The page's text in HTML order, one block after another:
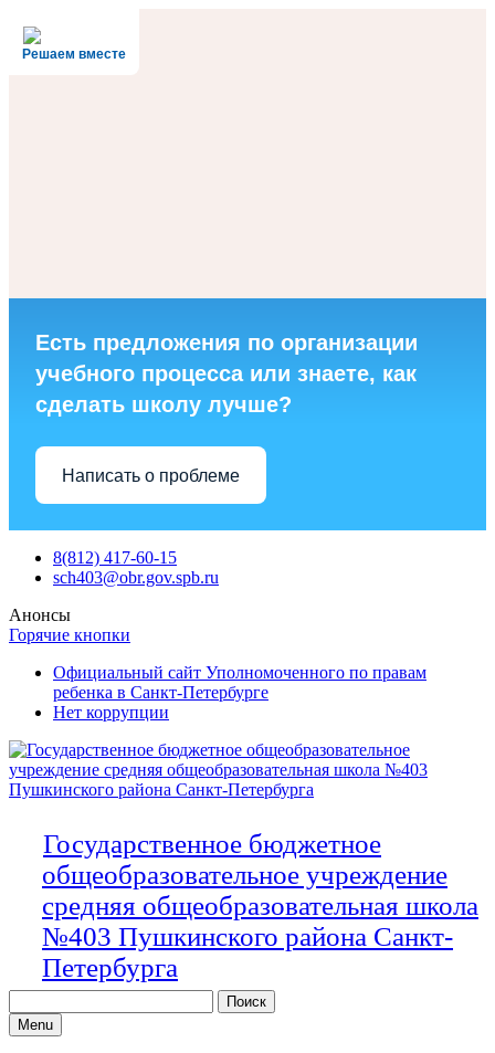
Решаем вместе
Есть предложения по организации
учебного процесса или знаете, как
сделать школу лучше?
Написать о проблеме
Skip
8(812) 417-60-15
sch403@obr.gov.spb.ru
Анонсы
Горячие кнопки
Официальный сайт Уполномоченного по правам
ребенка в Санкт-Петербурге
Нет коррупции
Государственное бюджетное
общеобразовательное учреждение
средняя общеобразовательная школа
№403 Пушкинского района Санкт-
Петербурга
for:Menu